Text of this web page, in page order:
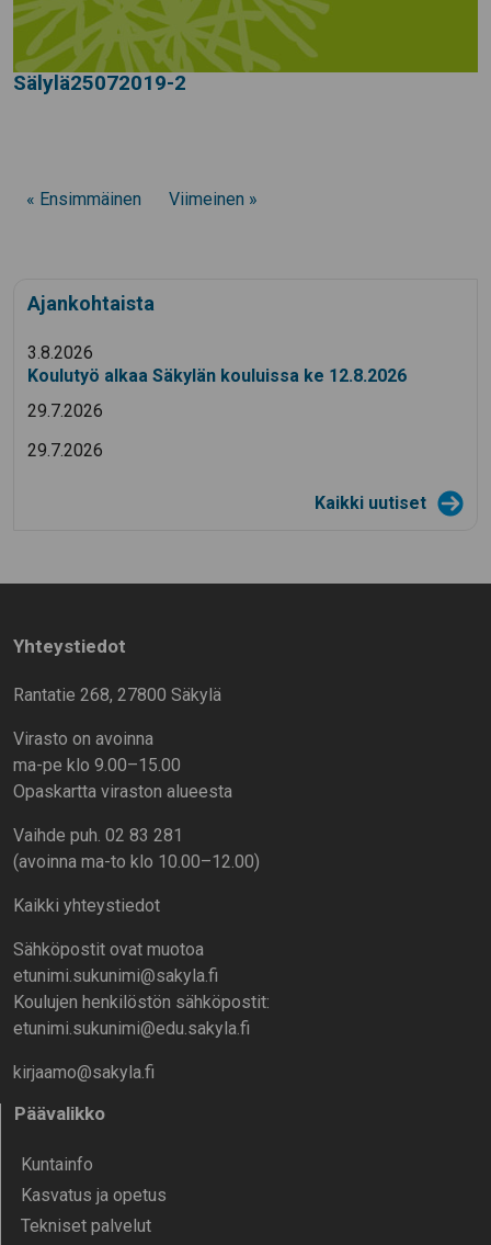
Sälylä25072019-2
« Ensimmäinen Viimeinen »
Ajankohtaista
3.8.2026
Koulutyö alkaa Säkylän kouluissa ke 12.8.2026
29.7.2026
29.7.2026
Kaikki uutiset
Yhteystiedot
Rantatie 268, 27800 Säkylä
Virasto on avoinna
ma-pe klo 9.00–15.00
Opaskartta viraston alueesta
Vaihde puh. 02 83 281
(avoinna ma-to klo 10.00–12.00)
Kaikki yhteystiedot
Sähköpostit ovat muotoa
etunimi.sukunimi@sakyla.fi
Koulujen henkilöstön sähköpostit:
etunimi.sukunimi@edu.sakyla.fi
kirjaamo@sakyla.fi
Päävalikko
Kunta­info
Kasvatus ja opetus
Tekniset palvelut